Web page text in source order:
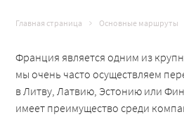
Главная страница Основные маршруты
Франция является одним из
мы очень часто осуществляем
в Литву, Латвию, Эстонию или
имеет преимущество среди